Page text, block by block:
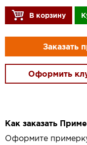
В корзину
Заказать
Оформить
Как заказать
Оформите